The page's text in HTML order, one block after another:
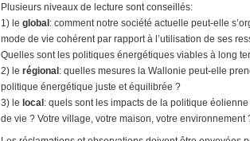
Plusieurs niveaux de lecture sont conseillés:
1) le global : comment notre société actuelle peut-elle
mode de vie cohérent par rapport à l’utilisation de ses
Quelles sont les politiques énergétiques viables à long
2) le régional : quelles mesures la Wallonie peut-elle
politique énergétique juste et équilibrée ?
3) le local : quels sont les impacts de la politique
de vie ? Votre village, votre maison, votre environnement